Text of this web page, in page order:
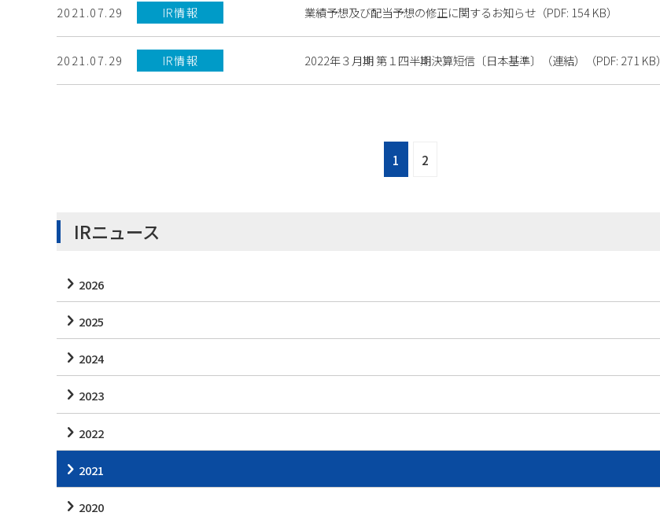
2021.07.29 IR情報 業績予想及び配当予想の修正に関するお知らせ（PDF: 154 KB）
2021.07.29 IR情報 2022年３月期 第１四半期決算短信〔日本基準〕（連結）（PDF: 271 KB）
1 2
IRニュース
2026
2025
2024
2023
2022
2021
2020